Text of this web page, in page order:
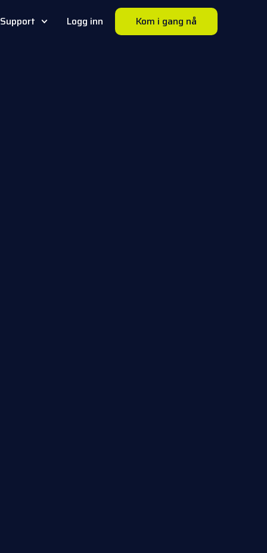
Support Logg inn Kom i gang nå